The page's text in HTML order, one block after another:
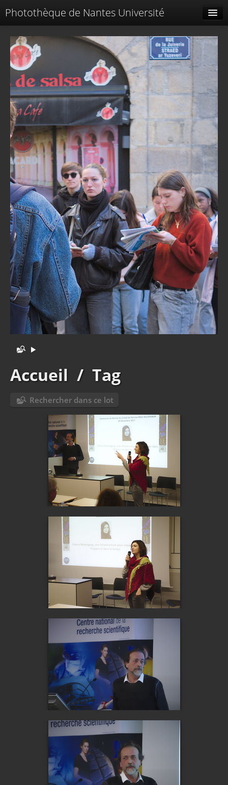
Photothèque de Nantes Université
Spéciales
Menu
Identification
Accueil / Tag
Rechercher dans ce lot